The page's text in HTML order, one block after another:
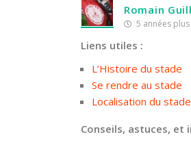
Romain
5 années
Liens utiles :
L’Histoire du stade
Se rendre au stade
Localisation du stade
Conseils, astuces, et